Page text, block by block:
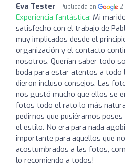
Eva Tester Publicada en 2
Experiencia fantástica: Mi
satisfecho con el trabajo de
muy implicados desde el
organización y el contacto
nosotros. Querían saber todo
boda para estar atentos a todo
dieron incluso consejos. Las
nos gustó mucho que ellos se
fotos todo el rato lo más
pedirnos que pusiéramos
el estilo. No era para nada
importante para aquellos que
acostumbrados a las fotos,
lo recomiendo a todos!